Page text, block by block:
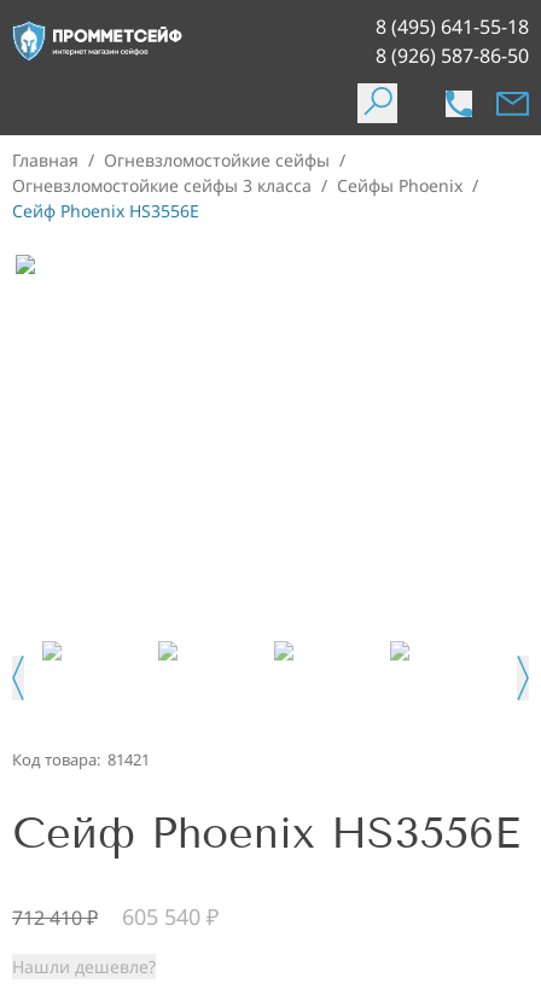
8 (495) 641-55-18
8 (926) 587-86-50
Главная / Огневзломостойкие сейфы /
Огневзломостойкие сейфы 3 класса / Сейфы Phoenix /
Сейф Phoenix HS3556E
Код товара: 81421
Сейф Phoenix HS3556E
712 410₽ 605 540 ₽
Нашли дешевле?